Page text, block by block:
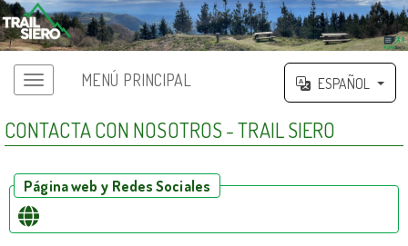
MENÚ PRINCIPAL ESPAÑOL
CONTACTA CON NOSOTROS - TRAIL SIERO
Página web y Redes Sociales